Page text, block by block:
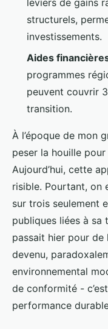
leviers de gains
structurels,
investissements.
Aides
programmes
peuvent couvrir
transition.
À l’époque de mon
peser la houille pour
Aujourd’hui, cette
risible. Pourtant, on
sur trois seulement
publiques liées à sa
passait hier pour de
devenu,
environnemental
de conformité -
performance